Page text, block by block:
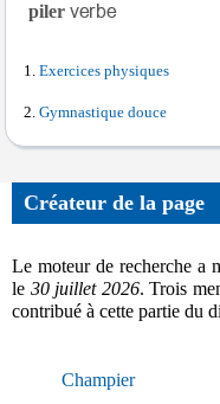
piler
Exercices physiques
Gymnastique douce
Créateur de la page
Le moteur de recherche a
le 30 juillet 2026. Trois
contribué à cette partie du
Champier